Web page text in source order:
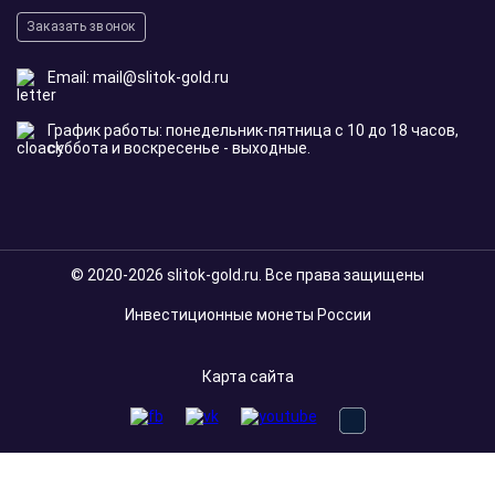
Заказать звонок
Email: mail@slitok-gold.ru
График работы: понедельник-пятница с 10 до 18 часов,
суббота и воскресенье - выходные.
© 2020-2026 slitok-gold.ru. Все права защищены
Инвестиционные монеты России
Карта сайта